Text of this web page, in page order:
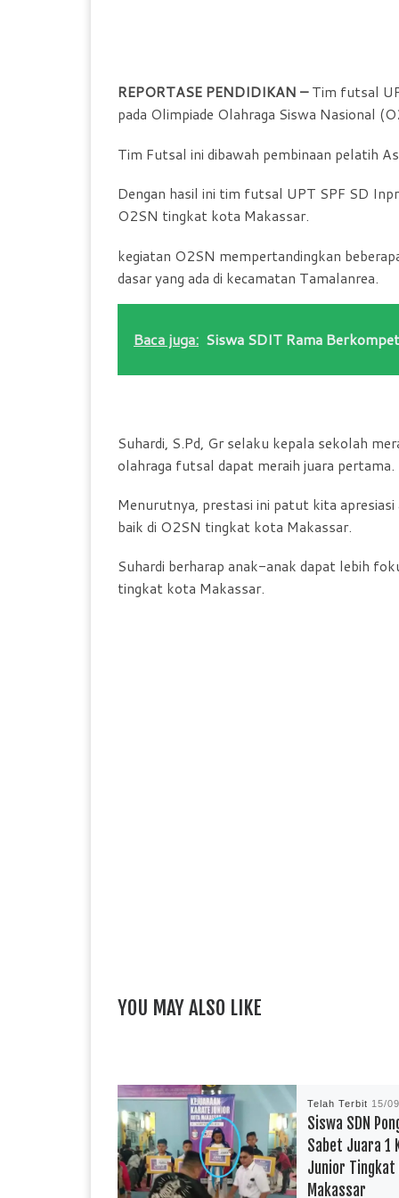
REPORTASE PENDIDIKAN –Tim futsal
pada Olimpiade Olahraga Siswa Nasional
Tim Futsal ini dibawah pembinaan pelatih
Dengan hasil ini tim futsal UPT SPF SD
O2SN tingkat kota Makassar.
kegiatan O2SN mempertandingkan
dasar yang ada di kecamatan Tamalanrea.
Baca juga: Siswa SDIT Rama
Suhardi, S.Pd, Gr selaku kepala sekolah
olahraga futsal dapat meraih juara pertama.
Menurutnya, prestasi ini patut kita
baik di O2SN tingkat kota Makassar.
Suhardi berharap anak-anak dapat lebih
tingkat kota Makassar.
YOU MAY ALSO LIKE
Telah Terbit 15/
Siswa SDN
Sabet Juara 1
Junior Tingkat
Makassar